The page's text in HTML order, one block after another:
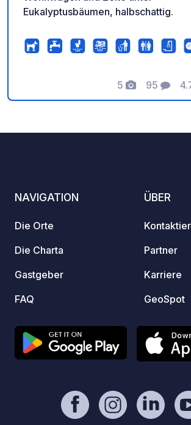
Eukalyptusbäumen, halbschattig.
5
Fotos
95
NAVIGATION
Die Orte
Die Charta
Gastgeber
FAQ
ÜBER
Partner
Karriere
GeoSpot